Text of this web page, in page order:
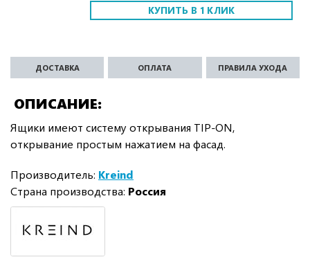
КУПИТЬ В 1 КЛИК
ОПИСАНИЕ
ДОСТАВКА ОПЛАТА ПРАВИЛА УХОДА
Ящики имеют систему открывания TIP-ON,
открывание простым нажатием на фасад.
Производитель: Kreind
Страна производства: Россия